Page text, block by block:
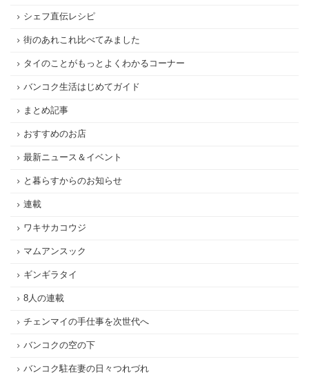
シェフ直伝レシピ
街のあれこれ比べてみました
タイのことがもっとよくわかるコーナー
バンコク生活はじめてガイド
まとめ記事
おすすめのお店
最新ニュース＆イベント
と暮らすからのお知らせ
連載
ワキサカコウジ
マムアンスック
ギンギラタイ
8人の連載
チェンマイの手仕事を次世代へ
バンコクの空の下
バンコク駐在妻の日々つれづれ